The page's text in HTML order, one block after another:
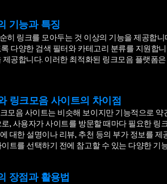
기능과 특징
히 링크를 모아두는 것 이상의 기능을 제공합
다양한 검색 필터와 카테고리 분류를 지원합
제공합니다. 이러한 최적화된 링크모음 플랫폼
링크모음 사이트의 차이점
모음 사이트는 비슷해 보이지만 기능적으로
, 사용자가 사이트를 방문할 때마다 필요한
대한 설명이나 리뷰, 추천 등의 부가 정보를
트를 선택하기 전에 참고할 수 있는 다양한 기
장점과 활용법